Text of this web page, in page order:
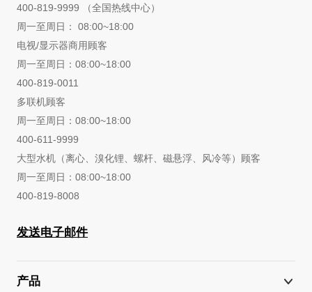
400-819-9999 （全国热线中心）
周一至周日： 08:00~18:00
电视/显示器商用顾客
周一至周日：08:00~18:00
400-819-0011
多联机顾客
周一至周日：08:00~18:00
400-611-9999
大型水机（离心、溴化锂、螺杆、磁悬浮、风冷等）顾客
周一至周日：08:00~18:00
400-819-8008
发送电子邮件
产品